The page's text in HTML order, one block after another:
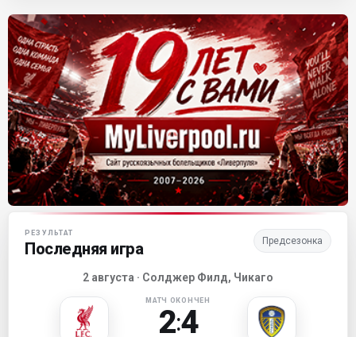
Матч-центр «Ливерпуля»
РЕЗУЛЬТАТ
Последняя игра Предсезонка
2 августа · Солджер Филд, Чикаго
МАТЧ ОКОНЧЕН
2:4